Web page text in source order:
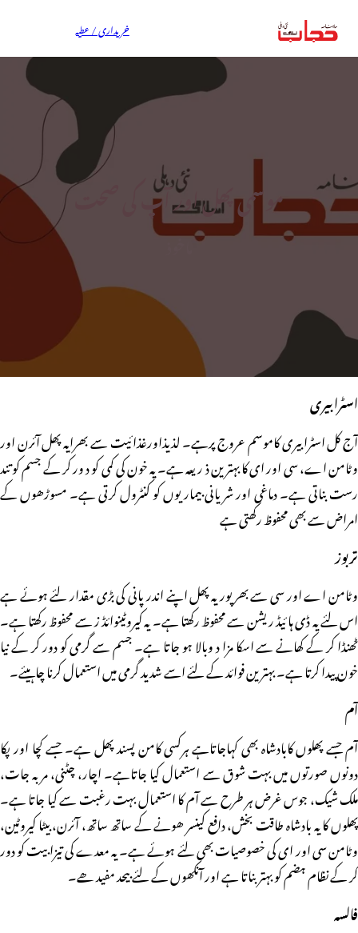
خریداری / عطیہ
موسمی پھل اور آپ کی صحت
ماخوذ
اسٹرابیری
آج کل اسٹرابیری کاموسم عروج پرہے۔ لذیذاورغذائیت سے بھرایہ پھل آئرن اور
وٹامن اے، سی اور ای کا بہترین ذ ریعہ ہے۔ یہ خون کی کمی کو د ور کر کے جسم کو تند
رست بناتی ہے۔ دماغی اور شریانی بیماریوں کو کنٹرول کرتی ہے۔ مسوڑھوں کے
امراض سے بھی محفوظ رکھتی ہے
تربوز
وٹامن اے اور سی سے بھرپور یہ پھل اپنے اندر پانی کی بڑی مقدار لئے ہوئے ہے
اس لئے یہ ڈی ہا ئیڈ ریشن سے محفوظ رکھتا ہے۔ یہ کیروٹینوائڈ ز سے محفوظ رکھتا ہے۔
ٹھنڈا کر کے کھانے سے اسکا مزا د وبالا ہو جاتا ہے۔ جسم سے گرمی کو دور کر کے نیا
خون پیدا کرتا ہے۔ بہترین فوائد کے لئے اسے شدید گرمی میں استعمال کرنا چاہیئے۔
آم
آم جسے پھلوں کابادشاہ بھی کہاجاتاہے ہرکسی کامن پسند پھل ہے۔ جسے کچا اور پکا
دونوں صورتوں میں بہت شوق سے استعمال کیا جاتاہے۔ اچار، چٹنی، مربہ جات،
ملک شیک، جوس غرض ہر طرح سے آم کا استعمال بہت رغبت سے کیا جاتا ہے۔
پھلوں کا یہ بادشاہ طاقت بخش، دافع کینسر ھونے کے ساتھ ساتھ، آئرن، بیٹا کیروٹین،
وٹامن سی اور ای کی خصوصیات بھی لئے ہوئے ہے۔ یہ معدے کی تیزابیت کو دور
کر کے نظام ہضم کو بہتر بناتا ہے اور آنکھوں کے لئے بیحد مفید ھے۔
فالسہ